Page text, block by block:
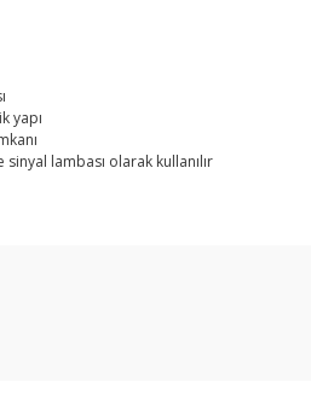
yapı
sinyal lambası olarak kullanılır